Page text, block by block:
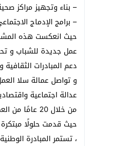
– بناء وتجهيز مراكز
– برامج الإدماج
حيث انعكست هذه
عمل جديدة للشباب و
دعم المبادرات الثقافية
و تواصل عمالة سلا
عدالة اجتماعية
من خلال 20
حيث قدمت حلولًا
، تستمر المبادرة